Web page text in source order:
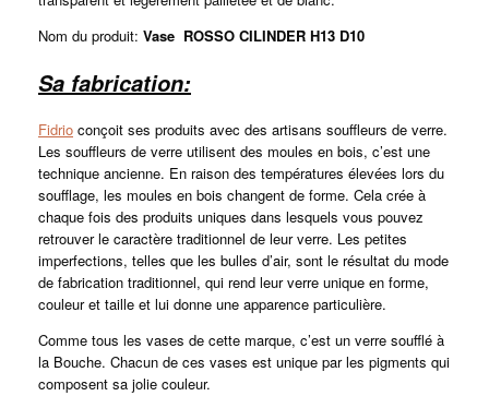
Nom du produit: Vase ROSSO CILINDER H13 D10
Sa fabrication:
Fidrio conçoit ses produits avec des artisans souffleurs de verre.
Les souffleurs de verre utilisent des moules en bois, c’est une
technique ancienne. En raison des températures élevées lors du
soufflage, les moules en bois changent de forme. Cela crée à
chaque fois des produits uniques dans lesquels vous pouvez
retrouver le caractère traditionnel de leur verre. Les petites
imperfections, telles que les bulles d’air, sont le résultat du mode
de fabrication traditionnel, qui rend leur verre unique en forme,
couleur et taille et lui donne une apparence particulière.
Comme tous les vases de cette marque, c’est un verre soufflé à
la Bouche. Chacun de ces vases est unique par les pigments qui
composent sa jolie couleur.